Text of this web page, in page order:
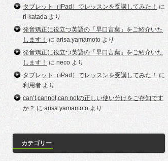
タブレット（iPad）でレッスンを受講してみた！
に
ri-katada より
発音矯正に役立つ英語の「早口言葉」をご紹介いた
します！
に arisa.yamamoto より
発音矯正に役立つ英語の「早口言葉」をご紹介いた
します！
に neco より
タブレット（iPad）でレッスンを受講してみた！
に
利用者 より
can’t,cannot,can notの正しい使い分けをご存知です
か？ に arisa.yamamoto より
カテゴリー